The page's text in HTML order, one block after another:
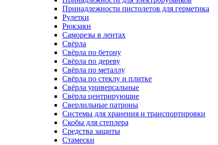
Принадлежности пистолетов для герметика
Рулетки
Рюкзаки
Саморезы в лентах
Свёрла
Свёрла по бетону
Свёрла по дереву
Свёрла по металлу
Свёрла по стеклу и плитке
Свёрла универсальные
Свёрла центрирующие
Сверлильные патроны
Системы для хранения и транспортировки
Скобы для степлера
Средства защиты
Стамески